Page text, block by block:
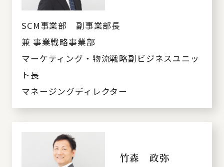
SCM事業部 副事業部長
兼 事業戦略事業部
マーケティング・物流戦略副ビジネスユニッ
ト長
マネージングディレクター
竹森 政弥